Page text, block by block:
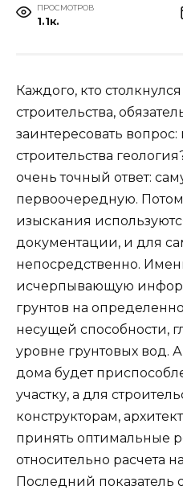
ПРОСМОТРОВ
1.1к.
Каждого, кто
строительства,
заинтересовать
строительства
очень точный ответ:
первоочередную.
изыскания
документации, и для
непосредственно.
исчерпывающую
грунтов на
несущей способности,
уровне грунтовых вод. А
дома будет
участку, а для
конструкторам,
принять оптимальные
относительно расчета
Последний показатель